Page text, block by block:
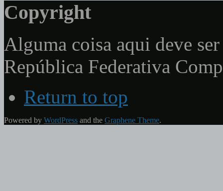
Copyright
Alguma coisa aqui deve
República Federativa
Return to top
Powered by WordPress and the Graphene Theme.